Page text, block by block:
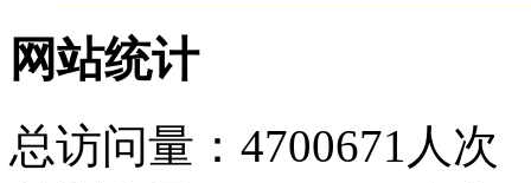
网站统计
总访问量：4700671人次